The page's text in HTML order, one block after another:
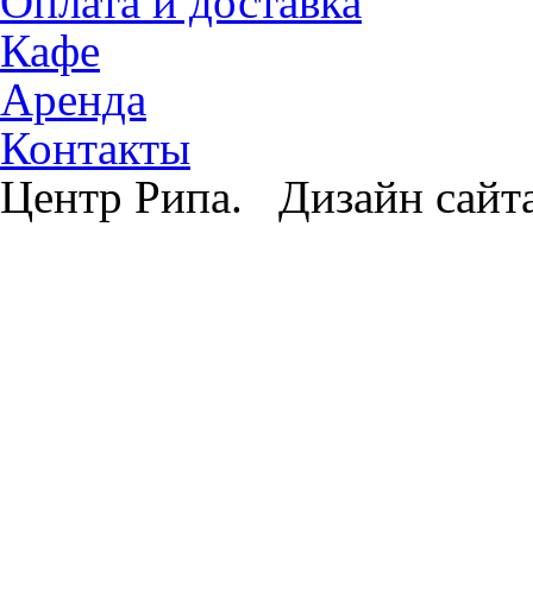
Кафе
Аренда
Контакты
Центр Рипа. Дизайн